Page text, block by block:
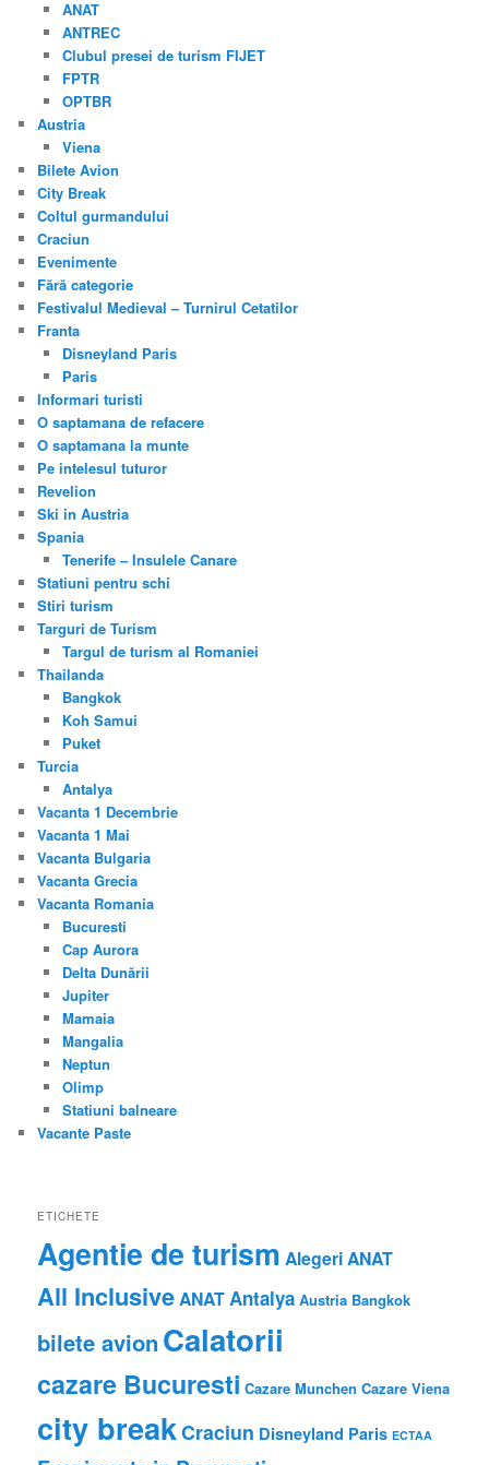
ANAT
ANTREC
Clubul presei de turism FIJET
FPTR
OPTBR
Austria
Viena
Bilete Avion
City Break
Coltul gurmandului
Craciun
Evenimente
Fără categorie
Festivalul Medieval – Turnirul Cetatilor
Franta
Disneyland Paris
Paris
Informari turisti
O saptamana de refacere
O saptamana la munte
Pe intelesul tuturor
Revelion
Ski in Austria
Spania
Tenerife – Insulele Canare
Statiuni pentru schi
Stiri turism
Targuri de Turism
Targul de turism al Romaniei
Thailanda
Bangkok
Koh Samui
Puket
Turcia
Antalya
Vacanta 1 Decembrie
Vacanta 1 Mai
Vacanta Bulgaria
Vacanta Grecia
Vacanta Romania
Bucuresti
Cap Aurora
Delta Dunării
Jupiter
Mamaia
Mangalia
Neptun
Olimp
Statiuni balneare
Vacante Paste
ETICHETE
Agentie de turism Alegeri ANAT
All InclusiveANATAntalya Austria Bangkok
bilete avionCalatorii
cazare Bucuresti Cazare Munchen Cazare Viena
city breakCraciun Disneyland Paris ECTAA